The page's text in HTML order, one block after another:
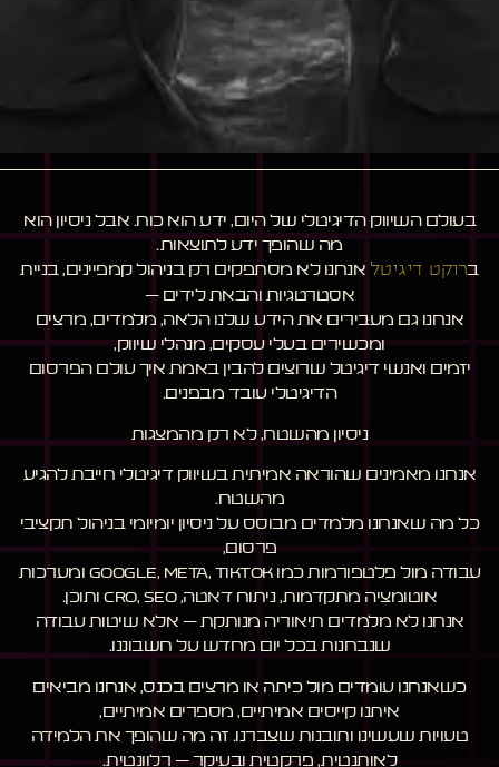
בעולם השיווק הדיגיטלי של היום, ידע הוא כוח. אבל ניסיון הוא
מה שהופך ידע לתוצאות.
ברוקט דיגיטל אנחנו לא מסתפקים רק בניהול קמפיינים, בניית
אסטרטגיות והבאת לידים –
אנחנו גם מעבירים את הידע שלנו הלאה, מלמדים, מרצים
ומכשירים בעלי עסקים, מנהלי שיווק,
יזמים ואנשי דיגיטל שרוצים להבין באמת איך עולם הפרסום
הדיגיטלי עובד מבפנים.
ניסיון מהשטח, לא רק מהמצגות
אנחנו מאמינים שהוראה אמיתית בשיווק דיגיטלי חייבת להגיע
מהשטח.
כל מה שאנחנו מלמדים מבוסס על ניסיון יומיומי בניהול תקציבי
פרסום,
עבודה מול פלטפורמות כמו Google, Meta, TikTok ומערכות
אוטומציה מתקדמות, ניתוח דאטה, CRO, SEO ותוכן.
אנחנו לא מלמדים תיאוריה מנותקת – אלא שיטות עבודה
שנבחנות בכל יום מחדש על חשבוננו.
כשאנחנו עומדים מול כיתה או מרצים בכנס, אנחנו מביאים
איתנו קייסים אמיתיים, מספרים אמיתיים,
טעויות שעשינו ותובנות שצברנו. זה מה שהופך את הלמידה
לאותנטית, פרקטית ובעיקר – רלוונטית.